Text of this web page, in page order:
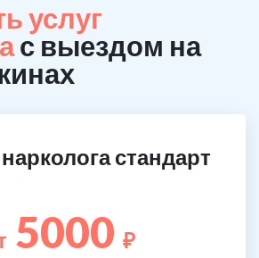
услуг
с выездом на
стандарт
5000 ₽